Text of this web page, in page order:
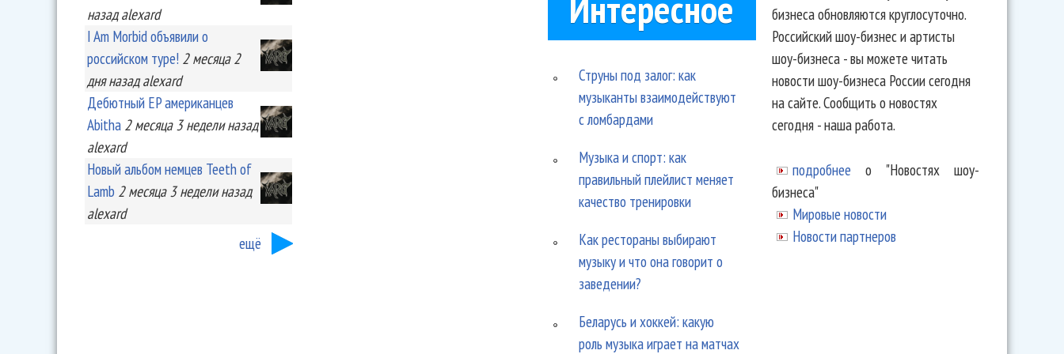
назад alexard
I Am Morbid объявили о
российском туре! 2 месяца 2
дняназад alexard
Дебютный EP американцев
Abitha 2 месяца 3 неделиназад
alexard
Новый альбом немцев Teeth of
Lamb 2 месяца 3 неделиназад
alexard
ещё
Струны под залог: как
музыканты взаимодействуют
с ломбардами
Музыка и спорт: как
правильный плейлист меняет
качество тренировки
Как рестораны выбирают
музыку и что она говорит о
заведении?
Беларусь и хоккей: какую
роль музыка играет на матчах
бизнеса обновляются круглосуточно.
Российский шоу-бизнес и артисты
шоу-бизнеса - вы можете читать
новости шоу-бизнеса России сегодня
на сайте. Сообщить о новостях
сегодня - наша работа.
подробнее о "Новостях шоу-
бизнеса"
Мировые новости
Новости партнеров